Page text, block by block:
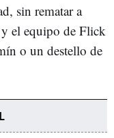
sin rematar a
el equipo de Flick
o un destello de